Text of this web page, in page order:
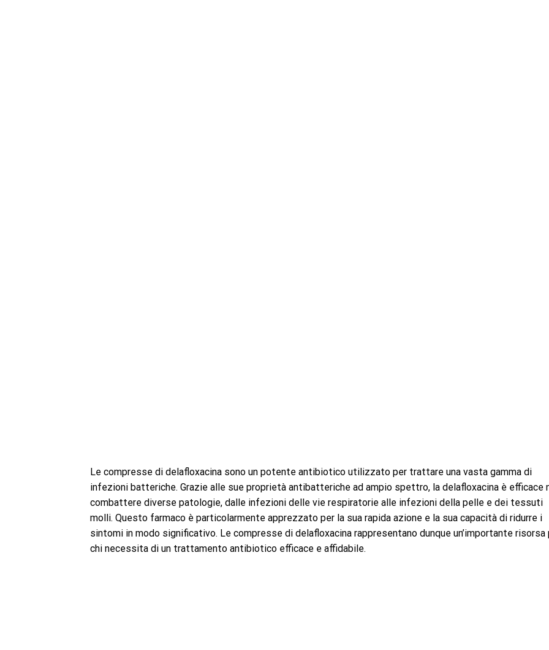
Le compresse di delafloxacina sono un potente antibiotico utilizzato per trattare una vasta gamma di
infezioni batteriche. Grazie alle sue proprietà antibatteriche ad ampio spettro, la delafloxacina è efficace
combattere diverse patologie, dalle infezioni delle vie respiratorie alle infezioni della pelle e dei tessuti
molli. Questo farmaco è particolarmente apprezzato per la sua rapida azione e la sua capacità di ridurre i
sintomi in modo significativo. Le compresse di delafloxacina rappresentano dunque un’importante risorsa
chi necessita di un trattamento antibiotico efficace e affidabile.